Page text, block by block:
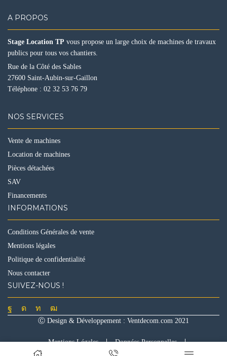
A PROPOS
Stage Location TP vous propose un large choix de machines de travaux
publics pour tous vos chantiers.
Rue de la Côté des Sables
27600 Saint-Aubin-sur-Gaillon
Téléphone : 02 32 53 76 79
NOS SERVICES
Vente de machines
Location de machines
Pièces détachées
SAV
Financements
INFORMATIONS
Conditions Générales de vente
Mentions légales
Politique de confidentialité
Nous contacter
SUIVEZ-NOUS !
Facebook
Instagram
LinkedinYoutube
Ⓒ Design & Développement : Ventdecom.com 2021
Mentions Légales Données Personnelles